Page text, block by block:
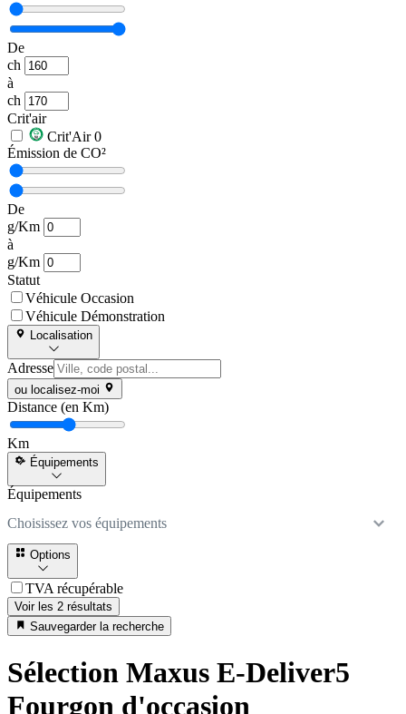
De
ch
à
ch
Crit'air
Crit'Air 0
Émission de CO²
De
g/Km
à
g/Km
Statut
Véhicule Occasion
Véhicule Démonstration
Localisation
Adresse
ou localisez-moi
Distance (en Km)
Km
Équipements
Équipements
Choisissez vos équipements
Options
TVA récupérable
Voir les 2 résultats
Sauvegarder la recherche
Sélection Maxus E-Deliver5
Fourgon d'occasion